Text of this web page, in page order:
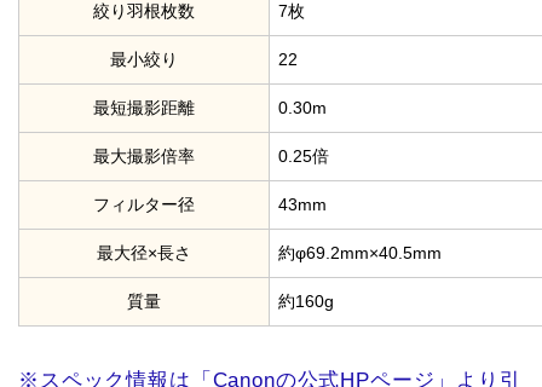
絞り羽根枚数 7枚
最小絞り 22
最短撮影距離 0.30m
最大撮影倍率 0.25倍
フィルター径 43mm
最大径×長さ 約φ69.2mm×40.5mm
質量 約160g
※スペック情報は「Canonの公式HPページ」より引